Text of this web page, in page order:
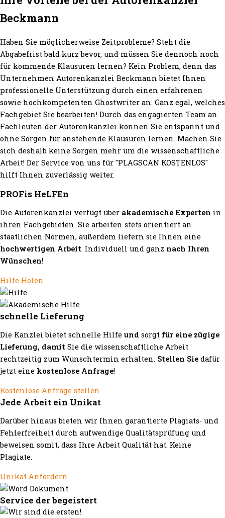
Beckmann
Haben Sie möglicherweise Zeitprobleme? Steht die
Abgabefrist bald kurz bevor, und müssen Sie dennoch noch
für kommende Klausuren lernen? Kein Problem, denn das
Unternehmen Autorenkanzlei Beckmann bietet Ihnen
professionelle Unterstützung durch einen erfahrenen
sowie hochkompetenten Ghostwriter an. Ganz egal, welches
Fachgebiet Sie bearbeiten! Durch das engagierten Team an
Fachleuten der Autorenkanzlei können Sie entspannt und
ohne Sorgen für anstehende Klausuren lernen. Machen Sie
sich deshalb keine Sorgen mehr um die wissenschaftliche
Arbeit! Der Service von uns für "PLAGSCAN KOSTENLOS"
hilft Ihnen zuverlässig weiter.
PROFis HeLFEn
Die Autorenkanzlei verfügt über akademische Experten in
ihren Fachgebieten. Sie arbeiten stets orientiert an
staatlichen Normen, außerdem liefern sie Ihnen eine
hochwertigen Arbeit. Individuell und ganz nach Ihren
Wünschen!
Hilfe Holen
schnelle Lieferung
Die Kanzlei bietet schnelle Hilfe und sorgt für eine zügige
Lieferung, damit Sie die wissenschaftliche Arbeit
rechtzeitig zum Wunschtermin erhalten. Stellen Sie dafür
jetzt eine kostenlose Anfrage!
Kostenlose Anfrage stellen
Jede Arbeit ein Unikat
Darüber hinaus bieten wir Ihnen garantierte Plagiats- und
Fehlerfreiheit durch aufwendige Qualitätsprüfung und
beweisen somit, dass Ihre Arbeit Qualität hat. Keine
Plagiate.
Unikat Anfordern
Service der begeistert